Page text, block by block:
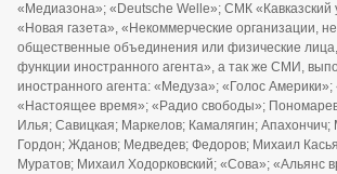
«Медиазона»; «Deutsche Welle»; СМК «Кавказский
«Новая газета», «Некоммерческие организации,
общественные объединения или физические
функции иностранного агента», а так же СМИ,
иностранного агента: «Медуза»; «Голос
«Настоящее время»; «Радио свободы»;
Илья; Савицкая; Маркелов; Камалягин; Апахончич;
Гордон; Жданов; Медведев; Федоров; Михаил
Муратов; Михаил Ходорковский; «Сова»; «Альянс